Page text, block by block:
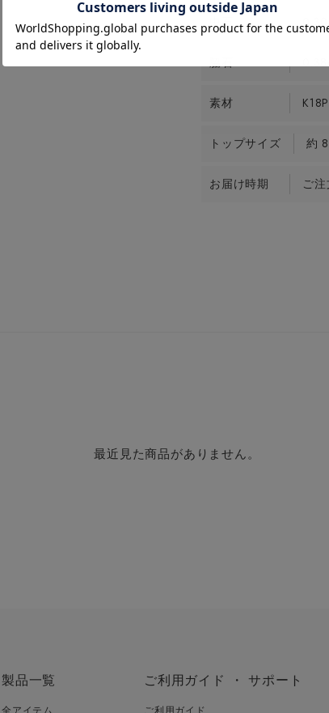
中石
脇石
素材
トップサイズ 約
お届け時期 ご
最近見た商品がありません。
製品一覧 ご利用ガイド ・ サポート